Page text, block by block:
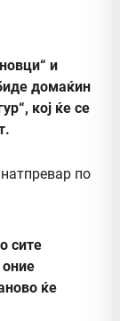
и
домаќин
кој ќе се
сите
ќе